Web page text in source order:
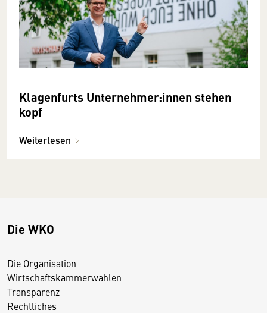
Klagenfurts Unternehmer:innen stehen
kopf
Weiterlesen
Die WKO
Die Organisation
Wirtschaftskammerwahlen
Transparenz
Rechtliches